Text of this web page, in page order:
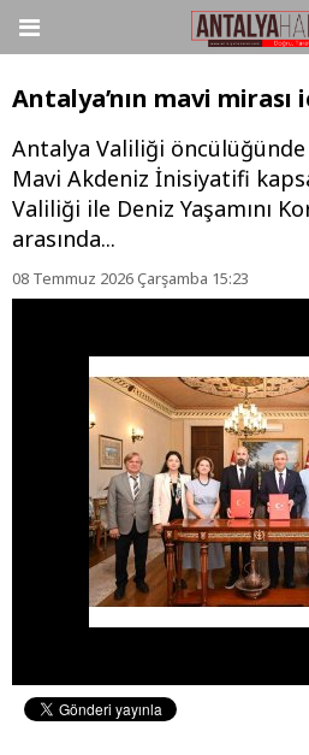
Antalya’nın mavi
Antalya Valiliği
Mavi Akdeniz İnisiyatifi
Valiliği ile Deniz Yaşamını
arasında...
08 Temmuz 2026 Çarşamba 15:23